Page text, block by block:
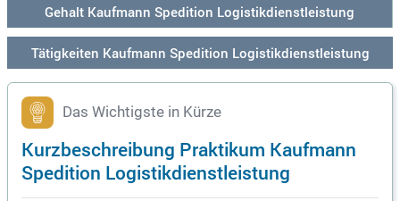
Gehalt Kaufmann Spedition Logistikdienstleistung
Tätigkeiten Kaufmann Spedition Logistikdienstleistung
Das Wichtigste in Kürze
Kurzbeschreibung Praktikum Kaufmann
Spedition Logistikdienstleistung